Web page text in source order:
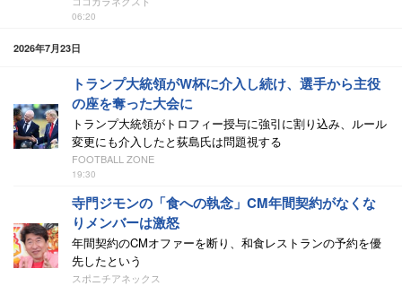
06:20
2026年7月23日
トランプ大統領がW杯に介入し続け、選手から主役
の座を奪った大会に
トランプ大統領がトロフィー授与に強引に割り込み、ルール
変更にも介入したと荻島氏は問題視する
FOOTBALL ZONE
19:30
寺門ジモンの「食への執念」CM年間契約がなくな
りメンバーは激怒
年間契約のCMオファーを断り、和食レストランの予約を優
先したという
スポニチアネックス